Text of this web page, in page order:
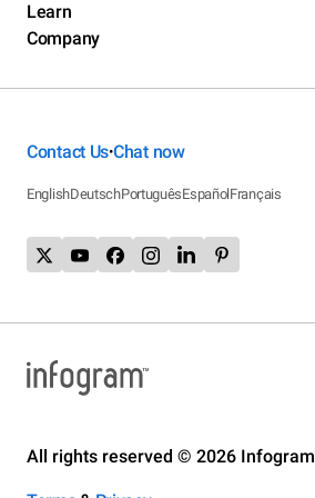
Learn
Company
Contact Us•Chat now
EnglishDeutschPortuguêsEspañolFrançais
All rights reserved © 2026 Infogram